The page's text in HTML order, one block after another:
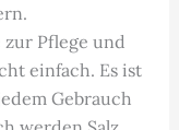
Pflege und
einfach. Es ist
Gebrauch